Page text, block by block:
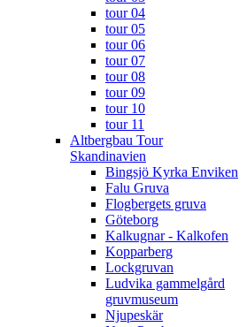
tour 04
tour 05
tour 06
tour 07
tour 08
tour 09
tour 10
tour 11
Altbergbau Tour
Skandinavien
Bingsjö Kyrka Enviken
Falu Gruva
Flogbergets gruva
Göteborg
Kalkugnar - Kalkofen
Kopparberg
Lockgruvan
Ludvika gammelgård
gruvmuseum
Njupeskär